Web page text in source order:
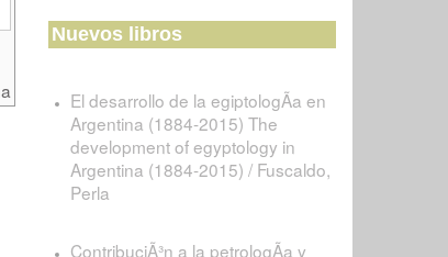
Nuevos libros
El desarrollo de la egiptologÃ­a en
Argentina (1884-2015) The
development of egyptology in
Argentina (1884-2015) / Fuscaldo,
Perla
ContribuciÃ³n a la petrologÃ­a y